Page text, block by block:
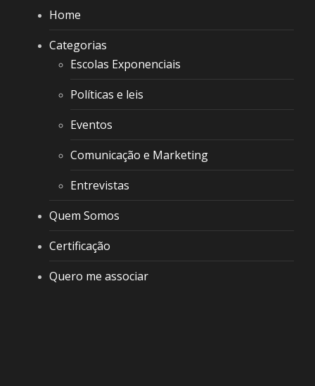
Home
Categorias
Escolas Exponenciais
Políticas e leis
Eventos
Comunicação e Marketing
Entrevistas
Quem Somos
Certificação
Quero me associar